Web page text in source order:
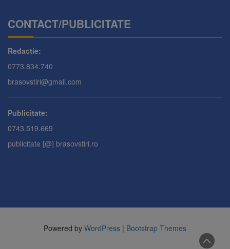
CONTACT/PUBLICITATE
Redactie:
0773.834.740
brasovstiri@gmail.com
Publicitate:
0743.519.669
publicitate [@] brasovstiri.ro
Powered by WordPress | Bootstrap Themes